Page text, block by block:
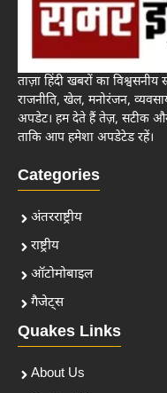
ताज़ा हिंदी खबरों का विश्वसनीय
राजनीति, खेल, मनोरंजन,
अपडेट। हम देते हैं तेज़, सटीक और
ताकि आप हमेशा अपडेटेड रहें।
Categories
अंतरराष्ट्रीय
राष्ट्रीय
ऑटोमोबाइल
गैजेट्स
Quakes Links
About Us